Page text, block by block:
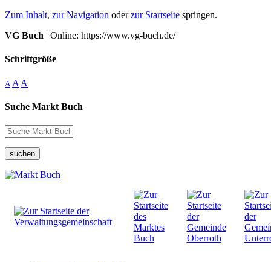
Zum Inhalt, zur Navigation oderzur Startseite springen.
VG Buch | Online: https://www.vg-buch.de/
Schriftgröße
A A A
Suche Markt Buch
suchen